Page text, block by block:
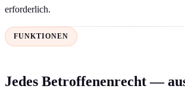
erforderlich.
FUNKTIONEN
Jedes Betroffenenrecht —